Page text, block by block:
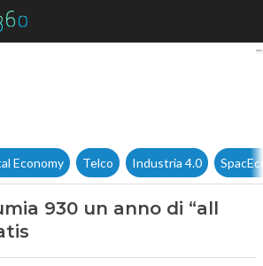
Con Nokia Lumia 930 un
Economy Telco Industria 4.0
930 un anno di “all